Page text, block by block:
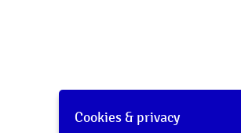
Cookies & privacy